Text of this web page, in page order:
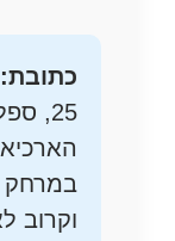
כתובת:
במרחק
וקרוב